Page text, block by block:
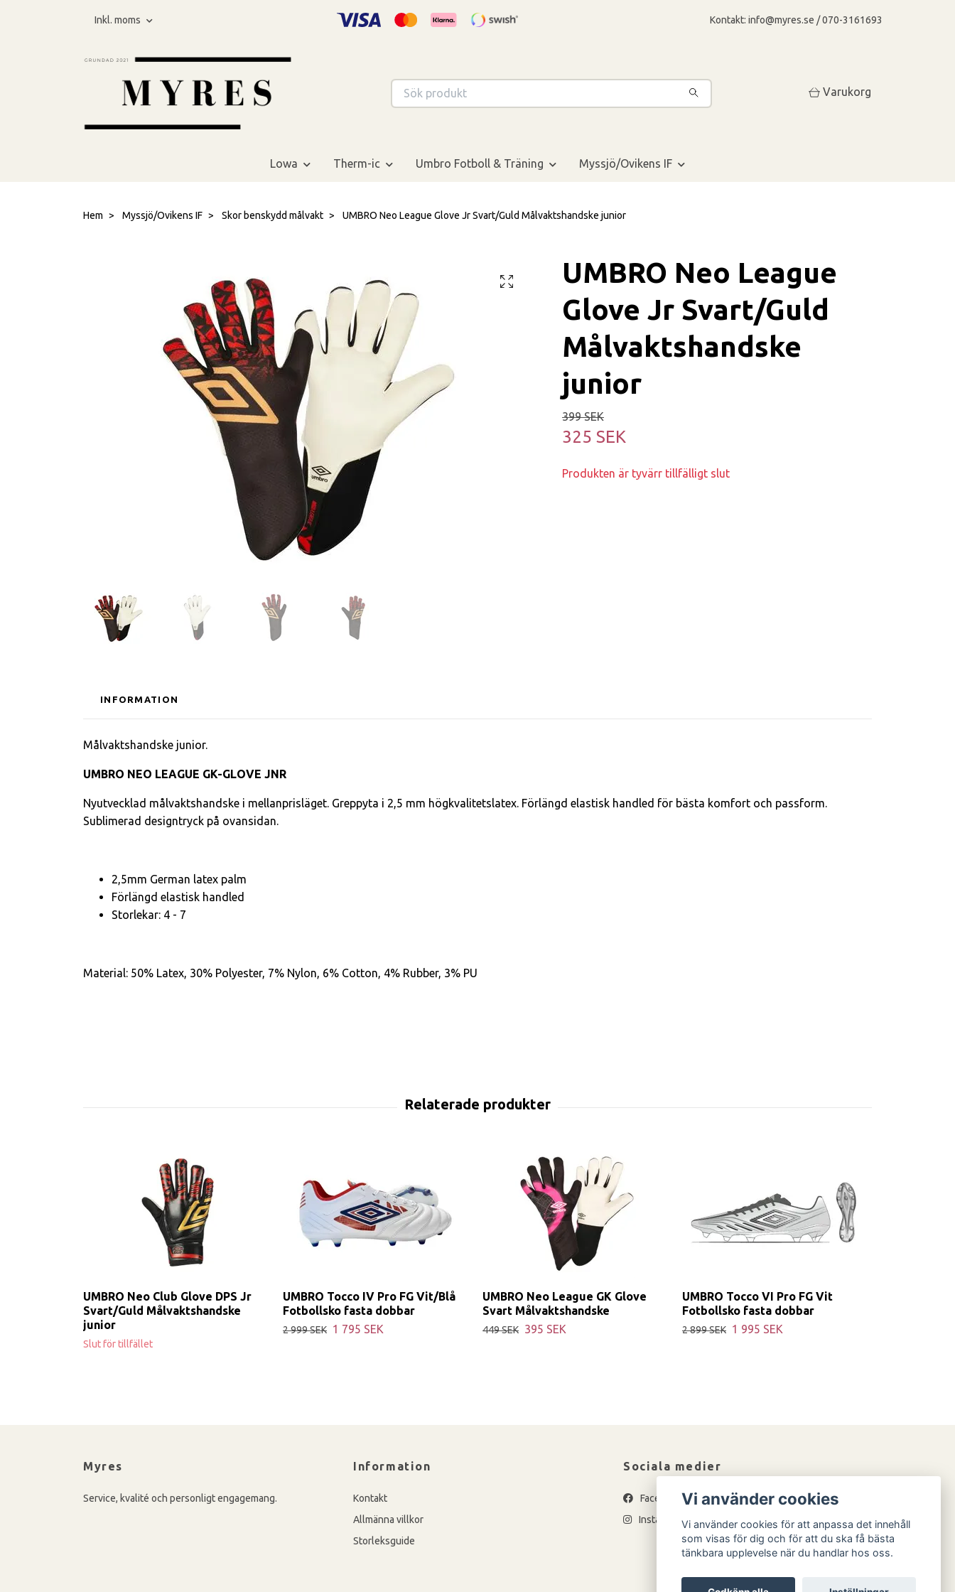
Inkl. moms Kontakt: info@myres.se / 070-3161693
Varukorg
Lowa Therm-ic Umbro Fotboll & Träning Myssjö/Ovikens IF
Hem Myssjö/Ovikens IF Skor benskydd målvakt UMBRO Neo League Glove Jr Svart/Guld Målvaktshandske junior
UMBRO Neo League
Glove Jr Svart/Guld
Målvaktshandske
junior
399 SEK
325 SEK
Produkten är tyvärr tillfälligt slut
INFORMATION
Målvaktshandske junior.
UMBRO NEO LEAGUE GK-GLOVE JNR
Nyutvecklad målvaktshandske i mellanprisläget. Greppyta i 2,5 mm högkvalitetslatex. Förlängd elastisk handled för bästa komfort och passform.
Sublimerad designtryck på ovansidan.
2,5mm German latex palm
Förlängd elastisk handled
Storlekar: 4 - 7
Material: 50% Latex, 30% Polyester, 7% Nylon, 6% Cotton, 4% Rubber, 3% PU
UMBRO Neo Club Glove DPS Jr
Svart/Guld Målvaktshandske
junior
Slut för tillfället
UMBRO Tocco IV Pro FG Vit/Blå
Fotbollsko fasta dobbar
2 999 SEK 1 795 SEK
UMBRO Neo League GK Glove
Svart Målvaktshandske
449 SEK 395 SEK
UMBRO Tocco VI Pro FG Vit
Fotbollsko fasta dobbar
2 899 SEK 1 995 SEK
Myres
Service, kvalité och personligt engagemang.
Information
Kontakt
Allmänna villkor
Storleksguide
Sociala medier
Facebook
Instagram
Vi använder cookies
Vi använder cookies för att anpassa det innehåll
som visas för dig och för att du ska få bästa
tänkbara upplevelse när du handlar hos oss.